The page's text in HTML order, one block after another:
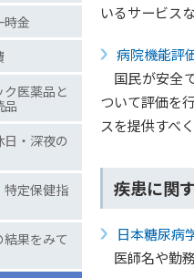
いるサービス
病院機能評
国民が安全
ついて評価を
スを提供すべ
疾患に関
日本糖尿病
医師名や勤
時金
医薬品と
品
・深夜の
特定保健指
果をみて